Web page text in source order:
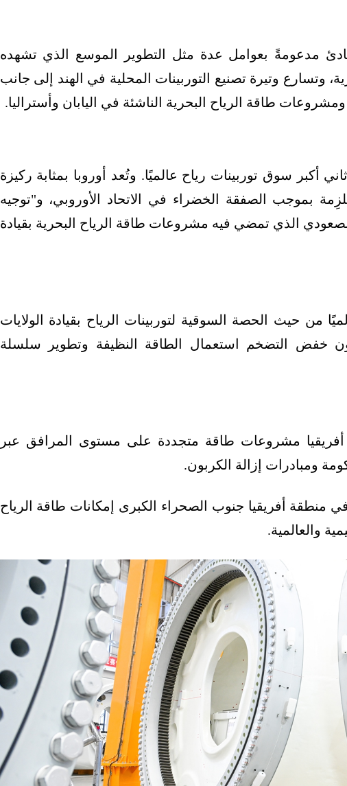
مدعومةً بعوامل عدة مثل التطوير الموسع الذي تشهده
وتسارع وتيرة تصنيع التوربينات المحلية في الهند إلى جانب
طاقة الرياح البحرية الناشئة في اليابان وأستراليا.
أكبر سوق توربينات رياح عالميًا. وتُعد أوروبا بمثابة ركيزة
بموجب الصفقة الخضراء في الاتحاد الأوروبي، و"توجيه
المسار الصعودي الذي تمضي فيه مشروعات طاقة الرياح البحرية بقيادة
من حيث الحصة السوقية لتوربينات الرياح بقيادة الولايات
خفض التضخم استعمال الطاقة النظيفة وتطوير سلسلة
مشروعات طاقة متجددة على مستوى المرافق عبر
ومبادرات إزالة الكربون.
أفريقيا جنوب الصحراء الكبرى إمكانات طاقة الرياح
والعالمية.